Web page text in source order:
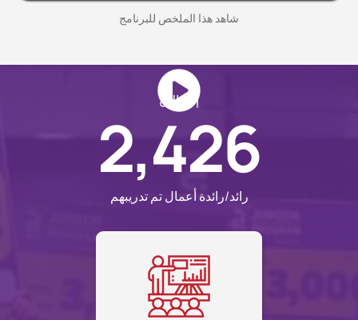
شاهد هذا الملخص للبرنامج
إلى الآن
2,426
رائد/رائدة أعمال تم تدريبهم